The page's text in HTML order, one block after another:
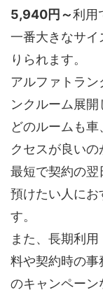
5,940円～利用
一番大きなサ
りられます。
アルファトラ
ンクルーム展開
どのルームも
クセスが良いの
最短で契約の翌
預けたい人に
す。
また、長期利
料や契約時の
のキャンペーン